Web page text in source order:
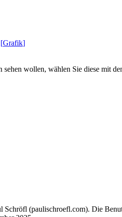
[Grafik]
sehen wollen, wählen Sie diese mit
Schröfl (paulischroefl.com). Die